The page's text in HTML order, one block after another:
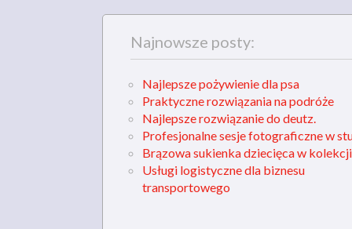
Najnowsze posty:
Najlepsze pożywienie dla psa
Praktyczne rozwiązania na podróże
Najlepsze rozwiązanie do deutz.
Profesjonalne sesje fotograficzne w
Brązowa sukienka dziecięca w
Usługi logistyczne dla biznesu
transportowego